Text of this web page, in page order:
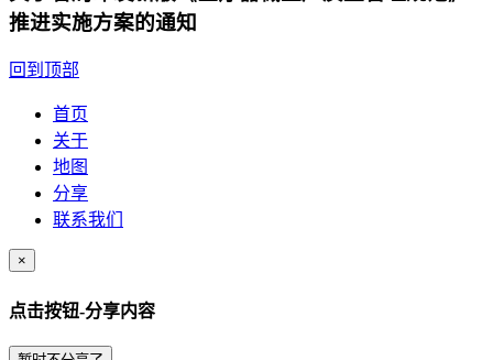
推进实施方案的通知
回到顶部
首页
关于
地图
分享
联系我们
×
点击按钮-分享内容